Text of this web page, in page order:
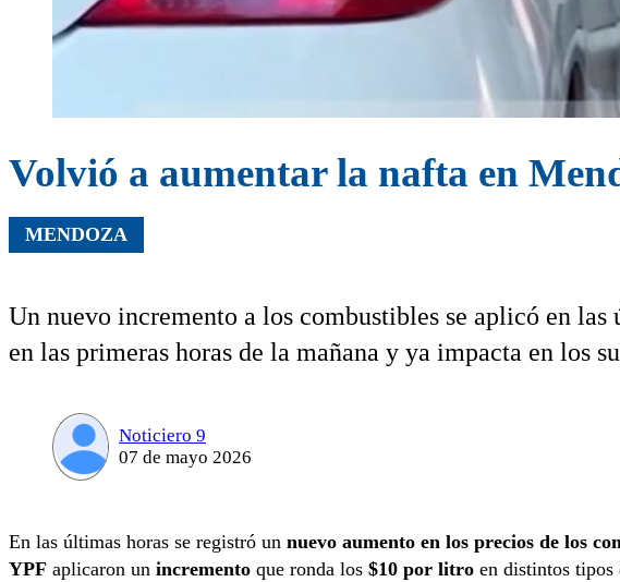
Volvió a aumentar la nafta en
MENDOZA
Un nuevo incremento a los combustibles se aplicó en las
en las primeras horas de la mañana y ya impacta en los
Noticiero 9
07 de mayo 2026
En las últimas horas se registró un nuevo aumento en los precios de los
YPF aplicaron un incremento que ronda los $10 por litro en distintos tipos